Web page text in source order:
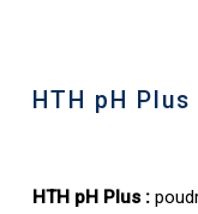
HTH pH
HTH pH Plus :